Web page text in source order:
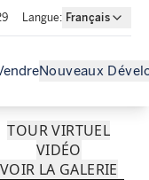
Langue: Français
Nouveaux
TOUR VIRTUEL
VIDÉO
VOIR LA GALERIE